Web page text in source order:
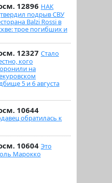
12896 НАК
подрыв СВУ
Balzi Rossi в
трое погибших и
12327 Стало
кого
на
5 и 6 августа
10644
обратилась к
10604 Это
Марокко